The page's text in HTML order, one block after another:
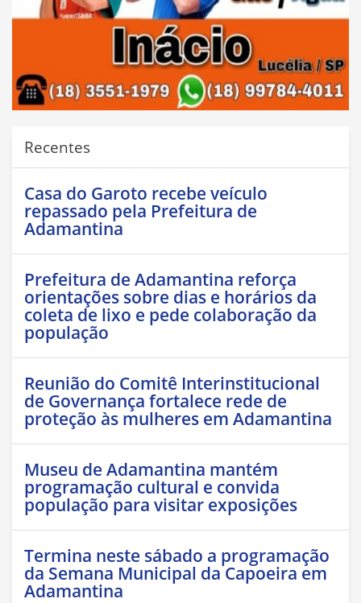
Recentes
Casa do Garoto recebe veículo
repassado pela Prefeitura de
Adamantina
Prefeitura de Adamantina reforça
orientações sobre dias e horários da
coleta de lixo e pede colaboração da
população
Reunião do Comitê Interinstitucional
de Governança fortalece rede de
proteção às mulheres em Adamantina
Museu de Adamantina mantém
programação cultural e convida
população para visitar exposições
Termina neste sábado a programação
da Semana Municipal da Capoeira em
Adamantina